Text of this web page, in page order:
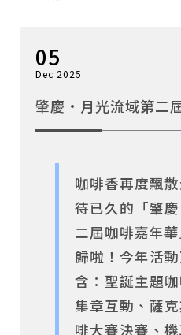
05
Dec 2025
肇慶·月光流域第二
咖啡香再度飄
待已久的「肇
二屆咖啡嘉年
歸啦！今年活
含：聖誕主題
集章互動、薩
啡大賽決賽、